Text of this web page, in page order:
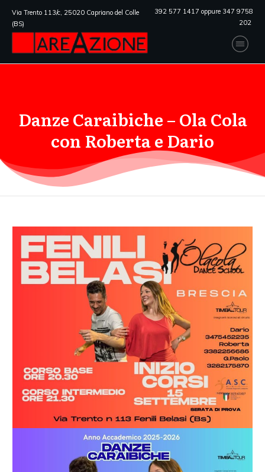
Via Trento 113/c, 25020 Capriano del Colle
(BS)
392 577 1417 oppure 347 9758
202
Danze Caraibiche – Ola Cola
con Roberta e Dario